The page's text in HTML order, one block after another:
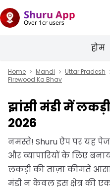
Shuru App
Over 1cr users
होम
Home Mandi Uttar Pradesh
Firewood Ka Bhav
झांसी मंडी में
2026
नमस्ते! Shuru ऐप पर यह
और व्यापारियों के लिए
लकड़ी की ताज़ा कीमतें
मंडी न केवल इस क्षेत्र की